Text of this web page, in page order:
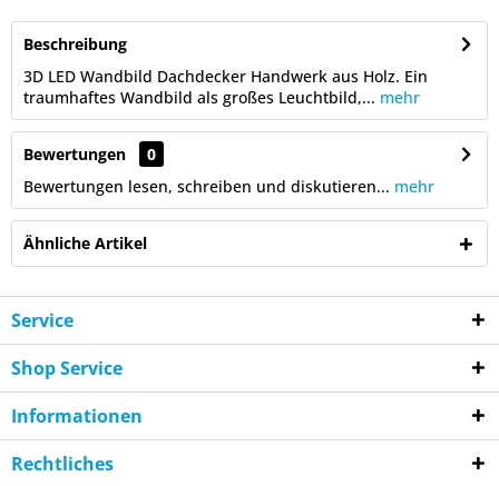
Beschreibung
3D LED Wandbild Dachdecker Handwerk aus Holz. Ein
traumhaftes Wandbild als großes Leuchtbild,... mehr
Bewertungen
0
Bewertungen lesen, schreiben und diskutieren... mehr
Ähnliche Artikel
Service
Shop Service
Informationen
Rechtliches